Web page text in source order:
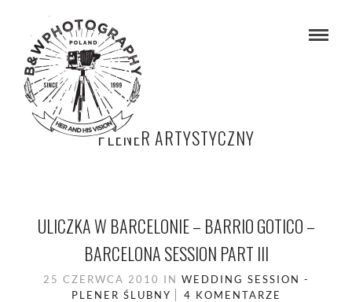
PLENER ARTYSTYCZNY
ULICZKA W BARCELONIE – BARRIO GOTICO –
BARCELONA SESSION PART III
25 CZERWCA 2010 IN WEDDING SESSION -
PLENER ŚLUBNY
4 KOMENTARZE